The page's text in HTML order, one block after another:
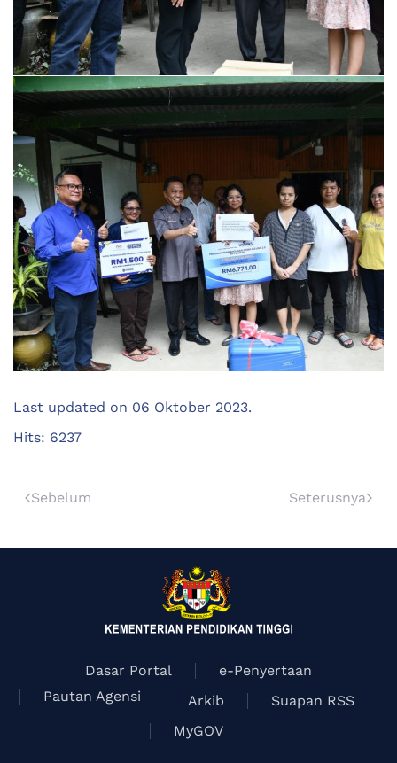
Last updated on 06 Oktober 2023.
Hits: 6237
Sebelum Seterusnya
Dasar Portal
e-Penyertaan
Pautan Agensi
Arkib
Suapan RSS
MyGOV